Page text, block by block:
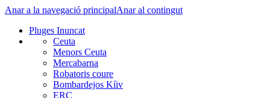
Anar a la navegació principalAnar al contingut
Pluges Inuncat
Ceuta
Menors Ceuta
Mercabarna
Robatoris coure
Bombardejos Kíiv
ERC